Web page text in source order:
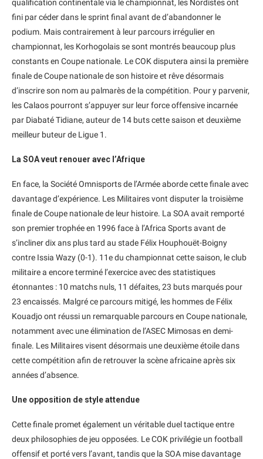
qualification continentale via le championnat, les Nordistes ont
fini par céder dans le sprint final avant de d’abandonner le
podium. Mais contrairement à leur parcours irrégulier en
championnat, les Korhogolais se sont montrés beaucoup plus
constants en Coupe nationale. Le COK disputera ainsi la première
finale de Coupe nationale de son histoire et rêve désormais
d’inscrire son nom au palmarès de la compétition. Pour y parvenir,
les Calaos pourront s’appuyer sur leur force offensive incarnée
par Diabaté Tidiane, auteur de 14 buts cette saison et deuxième
meilleur buteur de Ligue 1.
La SOA veut renouer avec l’Afrique
En face, la Société Omnisports de l’Armée aborde cette finale avec
davantage d’expérience. Les Militaires vont disputer la troisième
finale de Coupe nationale de leur histoire. La SOA avait remporté
son premier trophée en 1996 face à l’Africa Sports avant de
s’incliner dix ans plus tard au stade Félix Houphouët-Boigny
contre Issia Wazy (0-1). 11e du championnat cette saison, le club
militaire a encore terminé l’exercice avec des statistiques
étonnantes : 10 matchs nuls, 11 défaites, 23 buts marqués pour
23 encaissés. Malgré ce parcours mitigé, les hommes de Félix
Kouadjo ont réussi un remarquable parcours en Coupe nationale,
notamment avec une élimination de l’ASEC Mimosas en demi-
finale. Les Militaires visent désormais une deuxième étoile dans
cette compétition afin de retrouver la scène africaine après six
années d’absence.
Une opposition de style attendue
Cette finale promet également un véritable duel tactique entre
deux philosophies de jeu opposées. Le COK privilégie un football
offensif et porté vers l’avant, tandis que la SOA mise davantage